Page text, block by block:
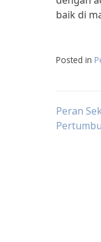
baik di
Posted in
Post
Peran